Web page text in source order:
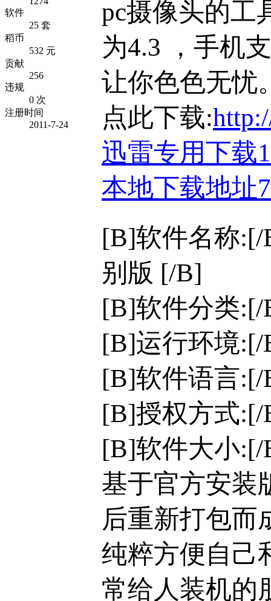
软件
25 套
稻币
532 元
贡献
256
违规
0 次
注册时间
2011-7-24
pc摄像头的工
为4.3 ，手机
让你色色无忧
点此下载:
迅雷专用下载
本地下载地址
[B]软件名称:[/
别版 [/B]
[B]软件分类
[B]运行环境:[/
[B]软件语言
[B]授权方式
[B]软件大小:[/
基于官方安装
后重新打包
纯粹方便自己
常给人装机